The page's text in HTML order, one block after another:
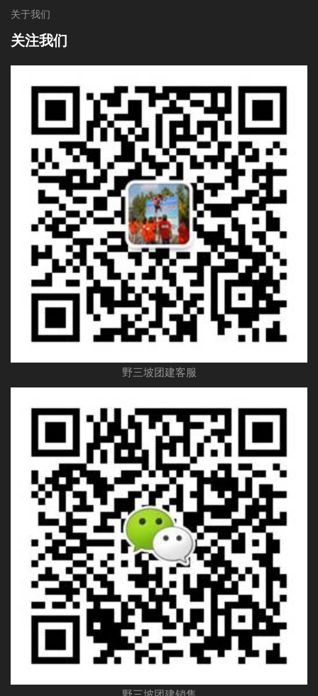
关于我们
关注我们
野三坡团建客服